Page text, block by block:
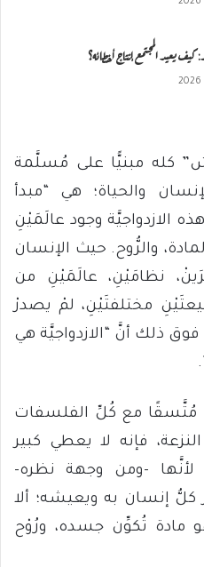
كيف يعيد المجتمع إنتاج أخطائه؟
كله مبنيًّا على مُسلَّمة
والحياة؛ هي “مبدأ
الازدواجيَّة وجود عالَمَيْنِ
والرُّوح. حيث الإنسان
نظامَيْنِ، عالَمَيْنِ من
مختلفتَيْنِ، لمْ يصدرْ
ذلك أنَّ “الازدواجيَّة هي
مُتَّسقًا مع كُلِّ الفلسفات
فإنه لا يعطي كبير
لأنَّها -ومن وجهة نظره-
كلُّ إنسان به ويعيشه؛ ألا
مادة تُكوِّن جسده، ورُوْح